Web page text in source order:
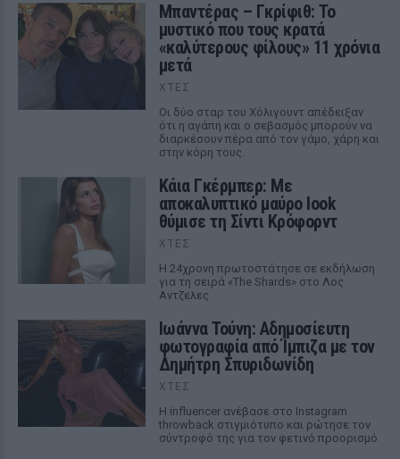
Μπαντέρας – Γκρίφιθ: Το
μυστικό που τους κρατά
«καλύτερους φίλους» 11 χρόνια
μετά
ΧΤΕΣ
Οι δύο σταρ του Χόλιγουντ απέδειξαν
ότι η αγάπη και ο σεβασμός μπορούν να
διαρκέσουν πέρα από τον γάμο, χάρη και
στην κόρη τους.
Κάια Γκέρμπερ: Με
αποκαλυπτικό μαύρο look
θύμισε τη Σίντι Κρόφορντ
ΧΤΕΣ
Η 24χρονη πρωτοστάτησε σε εκδήλωση
για τη σειρά «The Shards» στο Λος
Αντζελες
Ιωάννα Τούνη: Αδημοσίευτη
φωτογραφία από Ίμπιζα με τον
Δημήτρη Σπυριδωνίδη
ΧΤΕΣ
Η influencer ανέβασε στο Instagram
throwback στιγμιότυπο και ρώτησε τον
σύντροφό της για τον φετινό προορισμό